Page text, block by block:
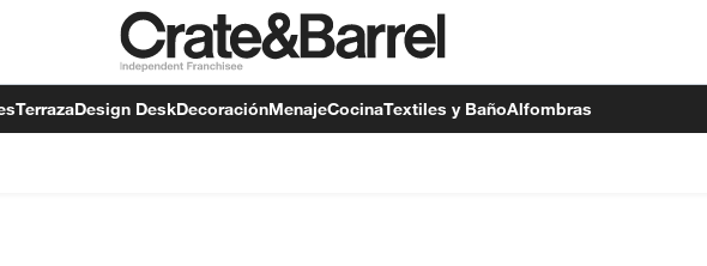
TerrazaDesign DeskDecoraciónMenajeCocinaTextiles y BañoAlfombras